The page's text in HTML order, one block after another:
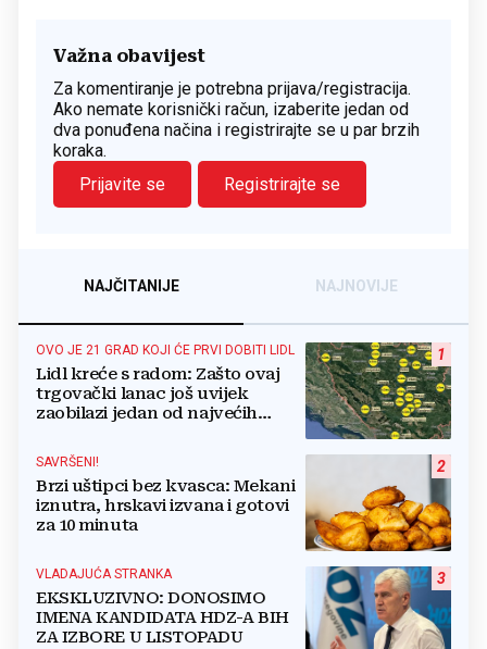
Važna obavijest
Za komentiranje je potrebna prijava/registracija.
Ako nemate korisnički račun, izaberite jedan od
dva ponuđena načina i registrirajte se u par brzih
koraka.
Prijavite se
Registrirajte se
NAJČITANIJE NAJNOVIJE
1
OVO JE 21 GRAD KOJI ĆE PRVI DOBITI LIDL
Lidl kreće s radom: Zašto ovaj
trgovački lanac još uvijek
zaobilazi jedan od najvećih
2
SAVRŠENI!
Brzi uštipci bez kvasca: Mekani
iznutra, hrskavi izvana i gotovi
za 10 minuta
3
VLADAJUĆA STRANKA
EKSKLUZIVNO: DONOSIMO
IMENA KANDIDATA HDZ-A BIH
ZA IZBORE U LISTOPADU